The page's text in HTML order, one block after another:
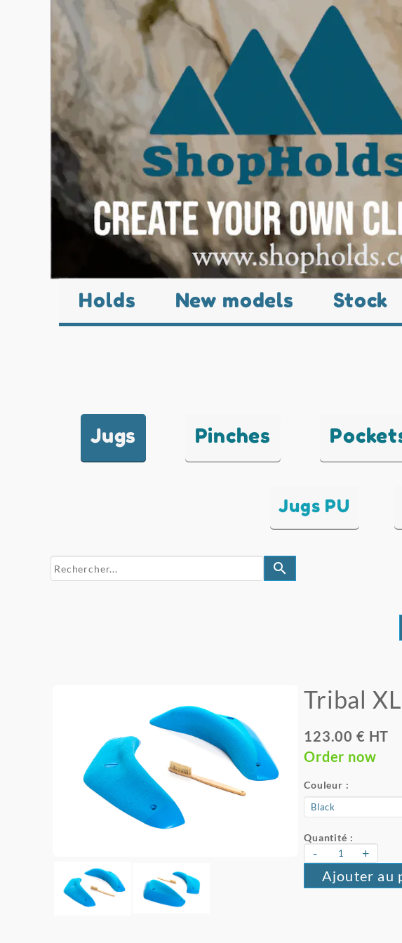
Holds New models Stock
Jugs Pinches
Jugs PU
search
Tribal
123.00 € HT
Order now
Couleur :
Quantité :
- +
Ajouter au